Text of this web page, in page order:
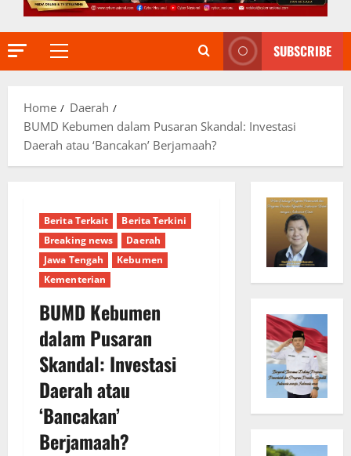
Primary
SUBSCRIBE
Home
Daerah
BUMD Kebumen dalam Pusaran Skandal: Investasi
Daerah atau ‘Bancakan’ Berjamaah?
Berita Terkait
Berita Terkini
Breaking news
Daerah
Jawa Tengah
Kebumen
Kementerian
BUMD Kebumen
dalam Pusaran
Skandal: Investasi
Daerah atau
‘Bancakan’
Berjamaah?